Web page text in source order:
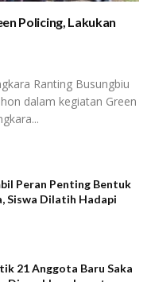
Policing, Lakukan
Ranting Busungbiu
dalam kegiatan Green
Peran Penting Bentuk
Siswa Dilatih Hadapi
21 Anggota Baru Saka